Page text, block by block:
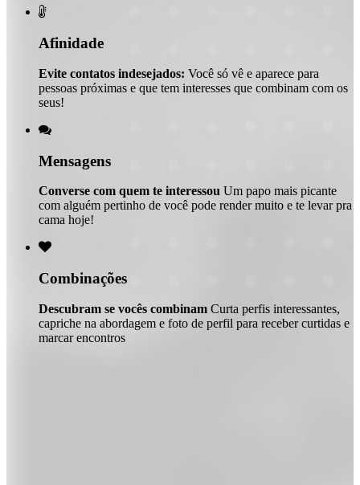

Afinidade
Evite contatos indesejados: Você só vê e aparece para
pessoas próximas e que tem interesses que combinam com os
seus!

Mensagens
Converse com quem te interessou Um papo mais picante
com alguém pertinho de você pode render muito e te levar pra
cama hoje!

Combinações
Descubram se vocês combinam Curta perfis interessantes,
capriche na abordagem e foto de perfil para receber curtidas e
marcar encontros